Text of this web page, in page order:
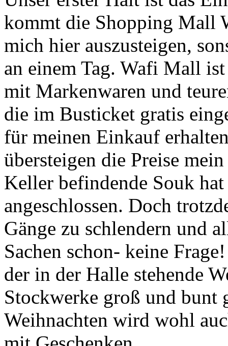
kommt die Shopping Mall
mich hier auszusteigen,
an einem Tag. Wafi Mall
mit Markenwaren und
die im Busticket gratis
für meinen Einkauf
übersteigen die Preise
Keller befindende Souk
angeschlossen. Doch
Gänge zu schlendern und
Sachen schon- keine
der in der Halle stehende
Stockwerke groß und bunt
Weihnachten wird wohl